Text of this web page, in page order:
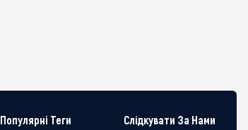
Популярні Теги Слідкувати За Нами